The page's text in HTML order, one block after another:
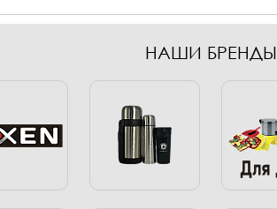
НАШИ БРЕНДЫ